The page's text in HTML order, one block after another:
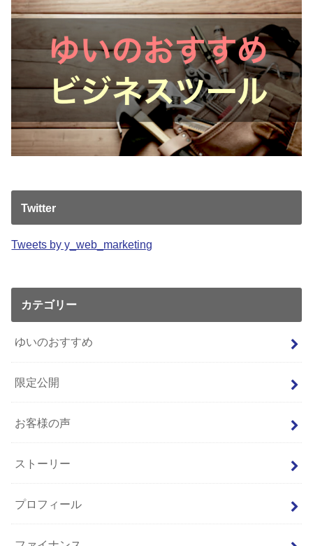
Twitter
Tweets by y_web_marketing
カテゴリー
ゆいのおすすめ
限定公開
お客様の声
ストーリー
プロフィール